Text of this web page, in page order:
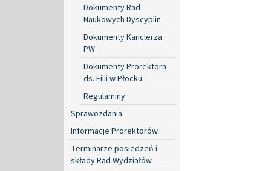
Dokumenty Rad
Naukowych Dyscyplin
Dokumenty Kanclerza
PW
Dokumenty Prorektora
ds. Filii w Płocku
Regulaminy
Sprawozdania
Informacje Prorektorów
Terminarze posiedzeń i
składy Rad Wydziałów